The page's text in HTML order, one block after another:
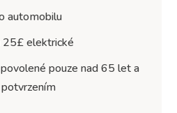
automobilu
25£ elektrické
pouze nad 65 let a